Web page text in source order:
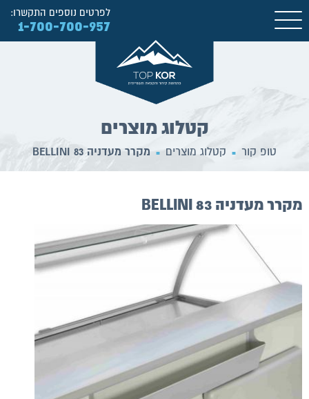
לפרטים נוספים התקשרו:
1-700-700-957
קטלוג מוצרים
טופ קור ■ קטלוג מוצרים ■ מקרר מעדניה BELLINI 83
מקרר מעדניה BELLINI 83